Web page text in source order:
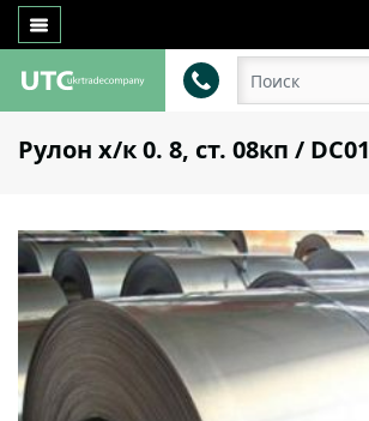
Рулон х/к 0. 8, ст. 08кп / DC01